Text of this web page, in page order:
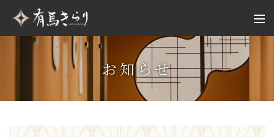
お知らせ